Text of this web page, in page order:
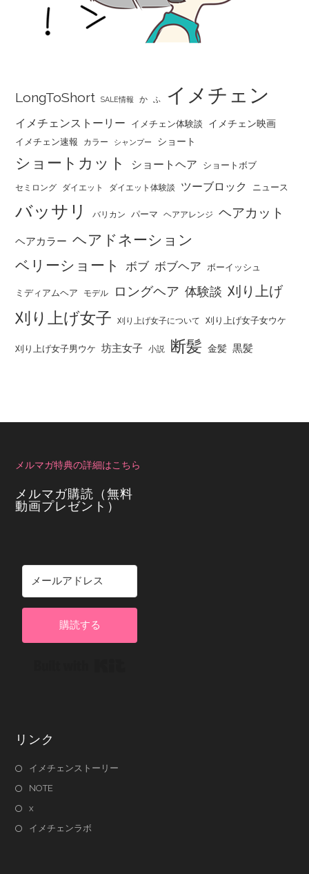
LongToShort SALE情報 か ふ イメチェン
イメチェンストーリー イメチェン体験談 イメチェン映画
イメチェン速報 カラー シャンプー ショート
ショートカット ショートヘア ショートボブ
セミロング ダイエット ダイエット体験談 ツーブロック ニュース
バッサリ バリカン パーマ ヘアアレンジ ヘアカット
ヘアカラー ヘアドネーション
ベリーショート
ボブ ボブヘア ボーイッシュ
ミディアムヘア モデル ロングヘア 体験談 刈り上げ
刈り上げ女子 刈り上げ女子について 刈り上げ女子女ウケ
刈り上げ女子男ウケ 坊主女子 小説 断髪 金髪 黒髪
メルマガ特典の詳細はこちら
メルマガ購読（無料
動画プレゼント）
購読する
リンク
イメチェンストーリー
NOTE
x
イメチェンラボ